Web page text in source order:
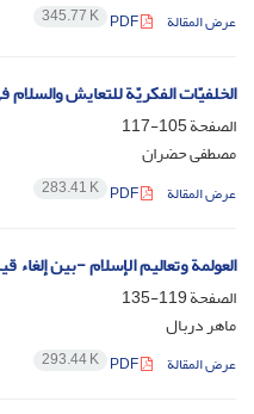
عرض المقالة 345.77 K
الخلفیّات الفکریّة للتعایش والسلام
الصفحة105-117
مصطفى حضران
عرض المقالة 283.41 K
العولمة وتعالیم الإسلام -بین إلغاء
الصفحة119-135
ماهر دربال
عرض المقالة 293.44 K